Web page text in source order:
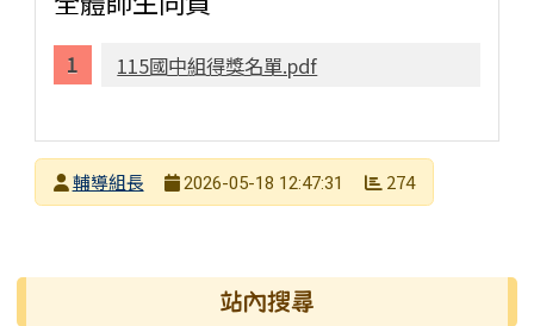
115國中組得獎名單.pdf
發布者
輔導組長
2026-05-18 12:47:31 274
右邊區域內容 站內搜尋